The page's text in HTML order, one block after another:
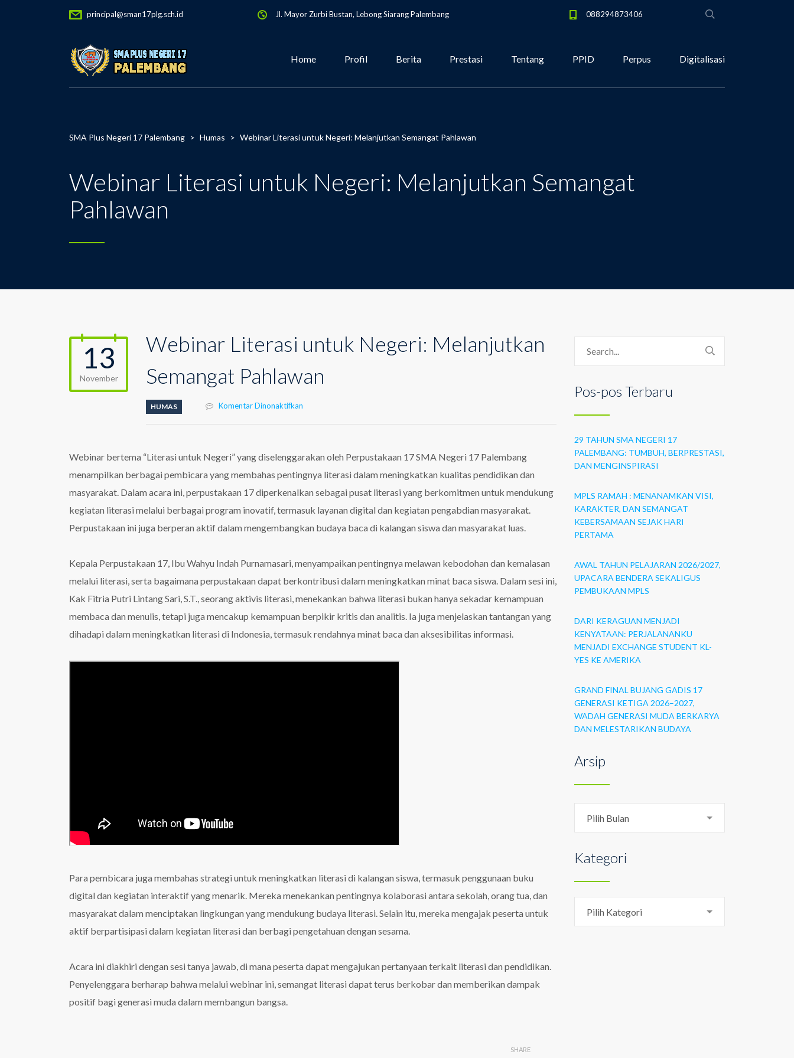
principal@sman17plg.sch.id Jl. Mayor Zurbi Bustan, Lebong Siarang Palembang 088294873406
Home Profil Berita Prestasi Tentang PPID Perpus Digitalisasi
SMA Plus Negeri 17 Palembang > Humas > Webinar Literasi untuk Negeri: Melanjutkan Semangat Pahlawan
Webinar Literasi untuk Negeri: Melanjutkan Semangat
Pahlawan
13
November
Webinar Literasi untuk Negeri: Melanjutkan
Semangat Pahlawan
HUMAS Komentar Dinonaktifkan
Negeri:
Semangat
Pahlawan
Webinar bertema “Literasi untuk Negeri” yang diselenggarakan oleh Perpustakaan 17 SMA Negeri 17 Palembang
menampilkan berbagai pembicara yang membahas pentingnya literasi dalam meningkatkan kualitas pendidikan dan
masyarakat. Dalam acara ini, perpustakaan 17 diperkenalkan sebagai pusat literasi yang berkomitmen untuk mendukung
kegiatan literasi melalui berbagai program inovatif, termasuk layanan digital dan kegiatan pengabdian masyarakat.
Perpustakaan ini juga berperan aktif dalam mengembangkan budaya baca di kalangan siswa dan masyarakat luas.
Kepala Perpustakaan 17, Ibu Wahyu Indah Purnamasari, menyampaikan pentingnya melawan kebodohan dan kemalasan
melalui literasi, serta bagaimana perpustakaan dapat berkontribusi dalam meningkatkan minat baca siswa. Dalam sesi ini,
Kak Fitria Putri Lintang Sari, S.T., seorang aktivis literasi, menekankan bahwa literasi bukan hanya sekadar kemampuan
membaca dan menulis, tetapi juga mencakup kemampuan berpikir kritis dan analitis. Ia juga menjelaskan tantangan yang
dihadapi dalam meningkatkan literasi di Indonesia, termasuk rendahnya minat baca dan aksesibilitas informasi.
Para pembicara juga membahas strategi untuk meningkatkan literasi di kalangan siswa, termasuk penggunaan buku
digital dan kegiatan interaktif yang menarik. Mereka menekankan pentingnya kolaborasi antara sekolah, orang tua, dan
masyarakat dalam menciptakan lingkungan yang mendukung budaya literasi. Selain itu, mereka mengajak peserta untuk
aktif berpartisipasi dalam kegiatan literasi dan berbagi pengetahuan dengan sesama.
Acara ini diakhiri dengan sesi tanya jawab, di mana peserta dapat mengajukan pertanyaan terkait literasi dan pendidikan.
Penyelenggara berharap bahwa melalui webinar ini, semangat literasi dapat terus berkobar dan memberikan dampak
positif bagi generasi muda dalam membangun bangsa.
SHARE
Pos-pos Terbaru
29 TAHUN SMA NEGERI 17
PALEMBANG: TUMBUH, BERPRESTASI,
DAN MENGINSPIRASI
MPLS RAMAH : MENANAMKAN VISI,
KARAKTER, DAN SEMANGAT
KEBERSAMAAN SEJAK HARI
PERTAMA
AWAL TAHUN PELAJARAN 2026/2027,
UPACARA BENDERA SEKALIGUS
PEMBUKAAN MPLS
DARI KERAGUAN MENJADI
KENYATAAN: PERJALANANKU
MENJADI EXCHANGE STUDENT KL-
YES KE AMERIKA
GRAND FINAL BUJANG GADIS 17
GENERASI KETIGA 2026–2027,
WADAH GENERASI MUDA BERKARYA
DAN MELESTARIKAN BUDAYA
Arsip
Pilih Bulan
Kategori
Pilih Kategori